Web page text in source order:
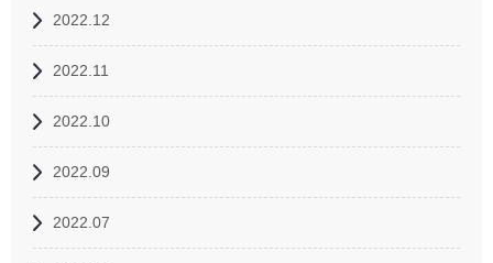
2022.12
2022.11
2022.10
2022.09
2022.07